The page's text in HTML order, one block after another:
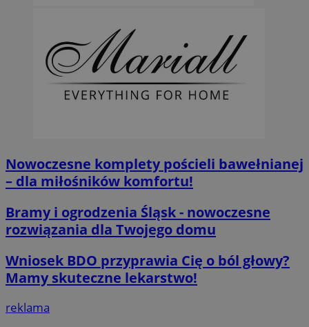
Nowoczesne komplety pościeli bawełnianej
– dla miłośników komfortu!
Bramy i ogrodzenia Śląsk - nowoczesne
rozwiązania dla Twojego domu
Wniosek BDO przyprawia Cię o ból głowy?
Mamy skuteczne lekarstwo!
reklama